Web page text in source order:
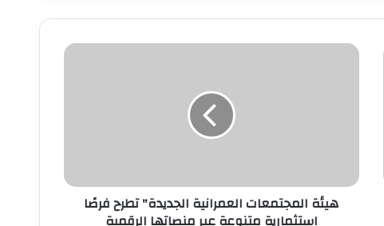
هيئة
عبر
منصاتهاهيئة المجتمعات العمرانية الجديدة" تطرح فرصًا
استثمارية متنوعة عبر منصاتها الرقمية